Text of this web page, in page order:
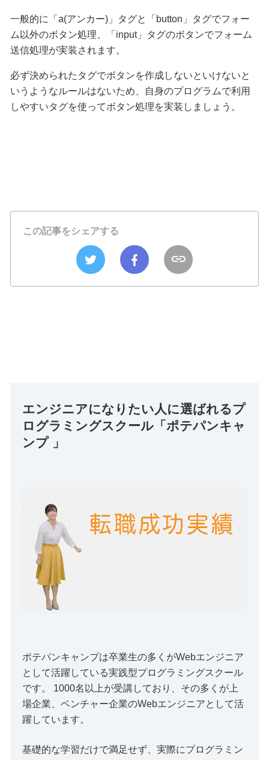
一般的に「a(アンカー)」タグと「button」タグでフォー
ム以外のボタン処理、「input」タグのボタンでフォーム
送信処理が実装されます。
必ず決められたタグでボタンを作成しないといけないと
いうようなルールはないため、自身のプログラムで利用
しやすいタグを使ってボタン処理を実装しましょう。
この記事をシェアする
エンジニアになりたい人に選ばれるプ
ログラミングスクール「ポテパンキャ
ンプ 」
ポテパンキャンプは卒業生の多くがWebエンジニア
として活躍している実践型プログラミングスクール
です。 1000名以上が受講しており、その多くが上
場企業、ベンチャー企業のWebエンジニアとして活
躍しています。
基礎的な学習だけで満足せず、実際にプログラミン